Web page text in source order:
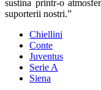
sustina printr-o
suporterii nostri.”
Chiellini
Conte
Juventus
Serie A
Siena